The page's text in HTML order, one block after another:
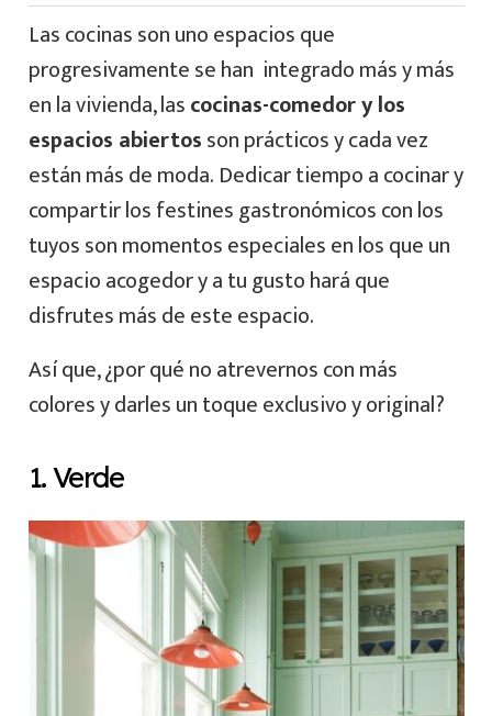
Las cocinas son uno espacios que
progresivamente se han integrado más y más
en la vivienda, lascocinas-comedor y los
espacios abiertosson prácticos y cada vez
están más de moda. Dedicar tiempo a cocinar y
compartir los festines gastronómicos con los
tuyos son momentos especiales en los que un
espacio acogedor y a tu gusto hará que
disfrutes más de este espacio.
Así que, ¿por qué no atrevernos con más
colores y darles un toque exclusivo y original?
1. Verde